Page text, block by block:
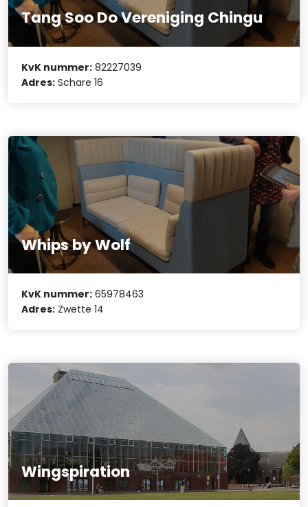
Tang Soo Do Vereniging Chingu
KvK nummer: 82227039
Adres: Schare 16
Whips by Wolf
KvK nummer: 65978463
Adres: Zwette 14
Wingspiration